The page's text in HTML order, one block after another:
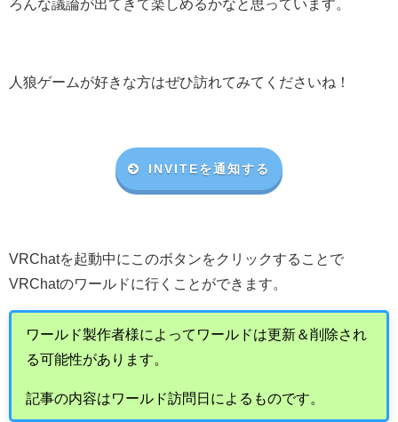
ろんな議論が出てきて楽しめるかなと思っています。
人狼ゲームが好きな方はぜひ訪れてみてくださいね！
INVITEを通知する
VRChatを起動中にこのボタンをクリックすることで
VRChatのワールドに行くことができます。
ワールド製作者様によってワールドは更新＆削除され
る可能性があります。
記事の内容はワールド訪問日によるものです。